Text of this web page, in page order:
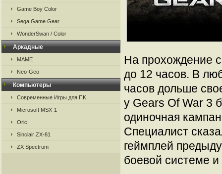
Game Boy Color
Sega Game Gear
WonderSwan / Color
Аркадные
MAME
Neo-Geo
Компьютеры
Современные Игры для ПК
Microsoft MSX-1
Oric
Sinclair ZX-81
ZX Spectrum
На прохождение
до 12 часов. В
часов дольше
у Gears Of War 3
одиночная
Специалист
геймплей
боевой системе